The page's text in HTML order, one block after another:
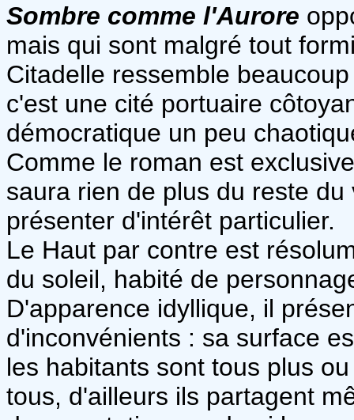
Sombre comme l'Aurore
mais qui sont malgré tout
Citadelle ressemble
c'est une cité portuaire
démocratique un peu
Comme le roman est
saura rien de plus du reste
présenter d'intérêt particulier.
Le Haut par contre est
du soleil, habité de
D'apparence idyllique, il
d'inconvénients : sa surface
les habitants sont tous plus
tous, d'ailleurs ils partagent